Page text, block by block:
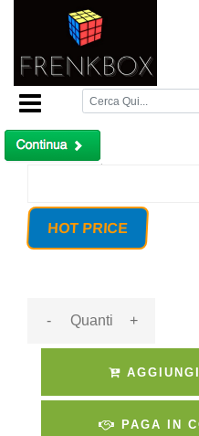
Home Page /Sensore D-
Defender wireless 868Mhz
Prodotto non trovato!
HOT PRICE
- +
PAGA IN